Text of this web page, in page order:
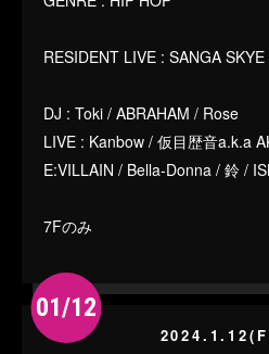
RESIDENT LIVE : SANGA SKYE
DJ : Toki / ABRAHAM / Rose
LIVE : Kanbow / 仮目歴音a.k.a
E:VILLAIN / Bella-Donna / 鈴 /
7Fのみ
01/12